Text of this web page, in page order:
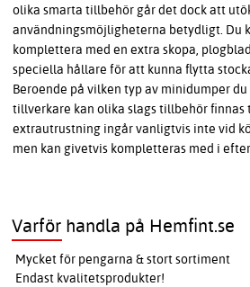
olika smarta tillbehör går det dock att
användningsmöjligheterna betydligt. Du
komplettera med en extra skopa,
speciella hållare för att kunna flytta
Beroende på vilken typ av minidumper
tillverkare kan olika slags tillbehör
extrautrustning ingår vanligtvis inte vid
men kan givetvis kompletteras med i
Varför handla på Hemfint.se
Mycket för pengarna & stort sortiment
Endast kvalitetsprodukter!